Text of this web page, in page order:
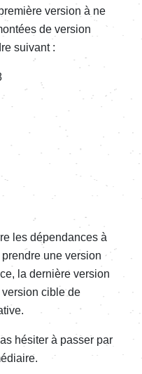
version à ne
de version
suivant :
les dépendances à
une version
la dernière version
cible de
hésiter à passer par